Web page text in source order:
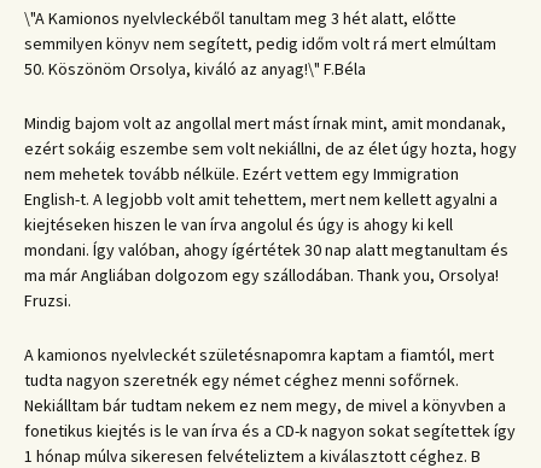
\"A Kamionos nyelvleckéből tanultam meg 3 hét alatt, előtte
semmilyen könyv nem segített, pedig időm volt rá mert elmúltam
50. Köszönöm Orsolya, kiváló az anyag!\" F.Béla
Mindig bajom volt az angollal mert mást írnak mint, amit mondanak,
ezért sokáig eszembe sem volt nekiállni, de az élet úgy hozta, hogy
nem mehetek tovább nélküle. Ezért vettem egy Immigration
English-t. A legjobb volt amit tehettem, mert nem kellett agyalni a
kiejtéseken hiszen le van írva angolul és úgy is ahogy ki kell
mondani. Így valóban, ahogy ígértétek 30 nap alatt megtanultam és
ma már Angliában dolgozom egy szállodában. Thank you, Orsolya!
Fruzsi.
A kamionos nyelvleckét születésnapomra kaptam a fiamtól, mert
tudta nagyon szeretnék egy német céghez menni sofőrnek.
Nekiálltam bár tudtam nekem ez nem megy, de mivel a könyvben a
fonetikus kiejtés is le van írva és a CD-k nagyon sokat segítettek így
1 hónap múlva sikeresen felvételiztem a kiválasztott céghez. B